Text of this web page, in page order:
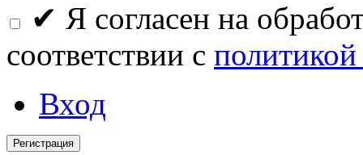
✔ Я согласен на
соответствии с
Вход
Регистрация